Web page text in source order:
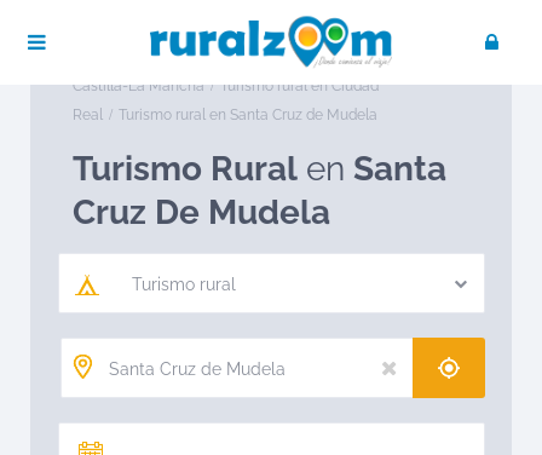
Turismo rural en España
Turismo rural en
Castilla-La Mancha
Turismo rural en Ciudad
Real
Turismo rural en Santa Cruz de Mudela
Turismo Rural en Santa
Cruz De Mudela
Turismo rural